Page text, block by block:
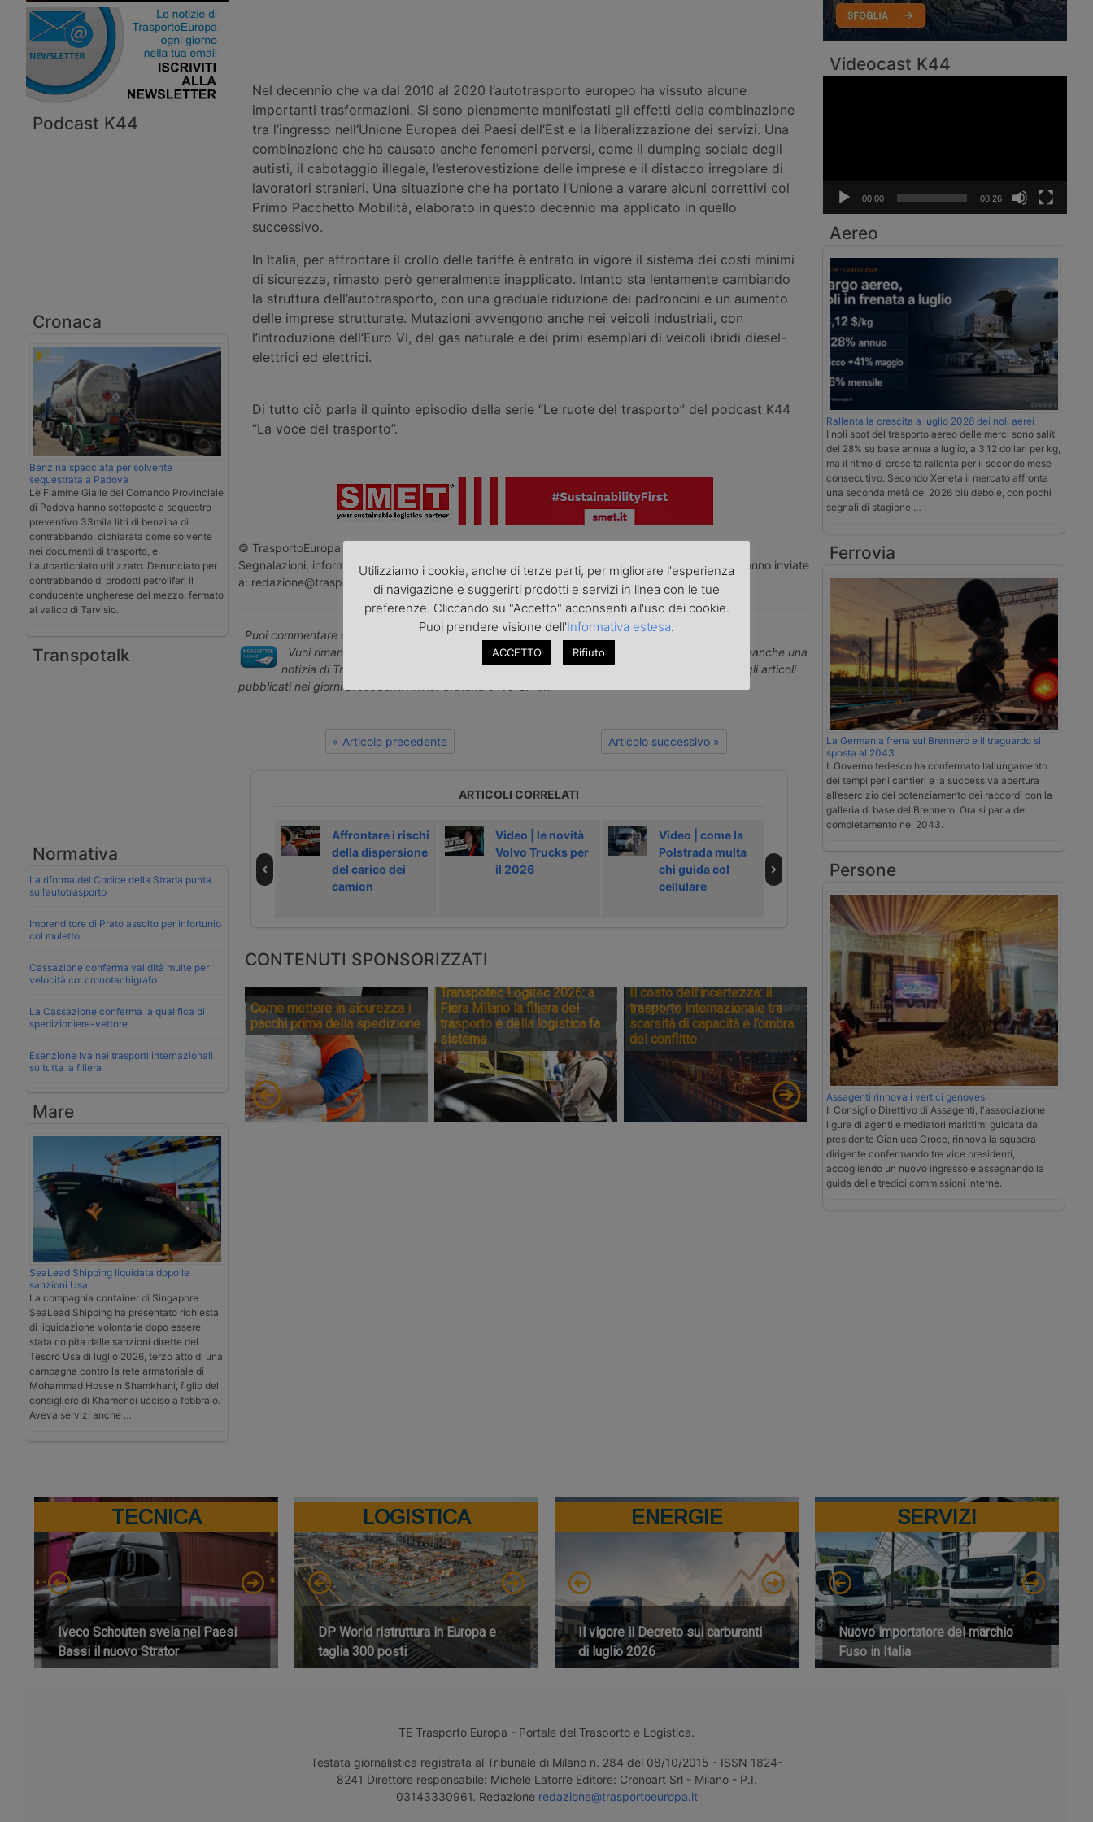
Podcast K44
Cronaca
Benzina spacciata per solvente
sequestrata a Padova
Le Fiamme Gialle del Comando Provinciale
di Padova hanno sottoposto a sequestro
preventivo 33mila litri di benzina di
contrabbando, dichiarata come solvente
nei documenti di trasporto, e
l'autoarticolato utilizzato. Denunciato per
contrabbando di prodotti petroliferi il
conducente ungherese del mezzo, fermato
al valico di Tarvisio.
Transpotalk
Normativa
La riforma del Codice della Strada punta
sull’autotrasporto
Imprenditore di Prato assolto per infortunio
col muletto
Cassazione conferma validità multe per
velocità col cronotachigrafo
La Cassazione conferma la qualifica di
spedizioniere-vettore
Esenzione Iva nei trasporti internazionali
su tutta la filiera
Mare
SeaLead Shipping liquidata dopo le
sanzioni Usa
La compagnia container di Singapore
SeaLead Shipping ha presentato richiesta
di liquidazione volontaria dopo essere
stata colpita dalle sanzioni dirette del
Tesoro Usa di luglio 2026, terzo atto di una
campagna contro la rete armatoriale di
Mohammad Hossein Shamkhani, figlio del
consigliere di Khamenei ucciso a febbraio.
Aveva servizi anche …
Nel decennio che va dal 2010 al 2020 l’autotrasporto europeo ha vissuto alcune
importanti trasformazioni. Si sono pienamente manifestati gli effetti della combinazione
tra l’ingresso nell’Unione Europea dei Paesi dell’Est e la liberalizzazione dei servizi. Una
combinazione che ha causato anche fenomeni perversi, come il dumping sociale degli
autisti, il cabotaggio illegale, l’esterovestizione delle imprese e il distacco irregolare di
lavoratori stranieri. Una situazione che ha portato l’Unione a varare alcuni correttivi col
Primo Pacchetto Mobilità, elaborato in questo decennio ma applicato in quello
successivo.
In Italia, per affrontare il crollo delle tariffe è entrato in vigore il sistema dei costi minimi
di sicurezza, rimasto però generalmente inapplicato. Intanto sta lentamente cambiando
la struttura dell’autotrasporto, con una graduale riduzione dei padroncini e un aumento
delle imprese strutturate. Mutazioni avvengono anche nei veicoli industriali, con
l’introduzione dell’Euro VI, del gas naturale e dei primi esemplari di veicoli ibridi diesel-
elettrici ed elettrici.
Di tutto ciò parla il quinto episodio della serie “Le ruote del trasporto” del podcast K44
“La voce del trasporto”.
© TrasportoEuropa - Riproduzione riservata - Foto di repertorio
Segnalazioni, informazioni, comunicati, nonché rettifiche o precisazioni sugli articoli pubblicati vanno inviate
a: redazione@trasportoeuropa.it
Puoi commentare questo articolo nellapagina Facebook di TrasportoEuropa
Vuoi rimanere aggiornato sulle ultime novità sul trasporto e la logistica e non perderti neanche una
notizia di TrasportoEuropa?
Iscriviti alla nostra Newslettercon l'elenco ed i link di tutti gli articoli
pubblicati nei giorni precedenti l'invio. Gratuita e NO SPAM!
« Articolo precedente Articolo successivo »
ARTICOLI CORRELATI
Loner di Volvo
con Laura Broglio
elettrico
Affrontare i rischi
della dispersione
del carico dei
camion
Video | le novità
Volvo Trucks per
il 2026
Video | come la
Polstrada multa
chi guida col
cellulare
Podcast |
visto da una
CONTENUTI SPONSORIZZATI
Come mettere in sicurezza i
pacchi prima della spedizione
Transpotec Logitec 2026: a
Fiera Milano la filiera del
trasporto e della logistica fa
sistema
Il costo dell’incertezza: il
trasporto internazionale tra
scarsità di capacità e l’ombra
del conflitto
Videocast K44
00:00 08:26
Aereo
Rallenta la crescita a luglio 2026 dei noli aerei
I noli spot del trasporto aereo delle merci sono saliti
del 28% su base annua a luglio, a 3,12 dollari per kg,
ma il ritmo di crescita rallenta per il secondo mese
consecutivo. Secondo Xeneta il mercato affronta
una seconda metà del 2026 più debole, con pochi
segnali di stagione …
Ferrovia
La Germania frena sul Brennero e il traguardo si
sposta al 2043
Il Governo tedesco ha confermato l’allungamento
dei tempi per i cantieri e la successiva apertura
all’esercizio del potenziamento dei raccordi con la
galleria di base del Brennero. Ora si parla del
completamento nel 2043.
Persone
Assagenti rinnova i vertici genovesi
Il Consiglio Direttivo di Assagenti, l'associazione
ligure di agenti e mediatori marittimi guidata dal
presidente Gianluca Croce, rinnova la squadra
dirigente confermando tre vice presidenti,
accogliendo un nuovo ingresso e assegnando la
guida delle tredici commissioni interne.
TECNICA
Iveco Schouten svela nei Paesi
Bassi il nuovo Strator
LOGISTICA
DP World ristruttura in Europa e
taglia 300 posti
ENERGIE
Il vigore il Decreto sui carburanti
di luglio 2026
SERVIZI
Nuovo importatore del marchio
Fuso in Italia
TE Trasporto Europa - Portale del Trasporto e Logistica.
Testata giornalistica registrata al Tribunale di Milano n. 284 del 08/10/2015 - ISSN 1824-
8241 Direttore responsabile: Michele Latorre Editore: Cronoart Srl - Milano - P.I.
03143330961. Redazione redazione@trasportoeuropa.it
Utilizziamo i cookie, anche di terze parti, per migliorare l'esperienza
di navigazione e suggerirti prodotti e servizi in linea con le tue
preferenze. Cliccando su "Accetto" acconsenti all'uso dei cookie.
Puoi prendere visione dell'Informativa estesa.
ACCETTO Rifiuto